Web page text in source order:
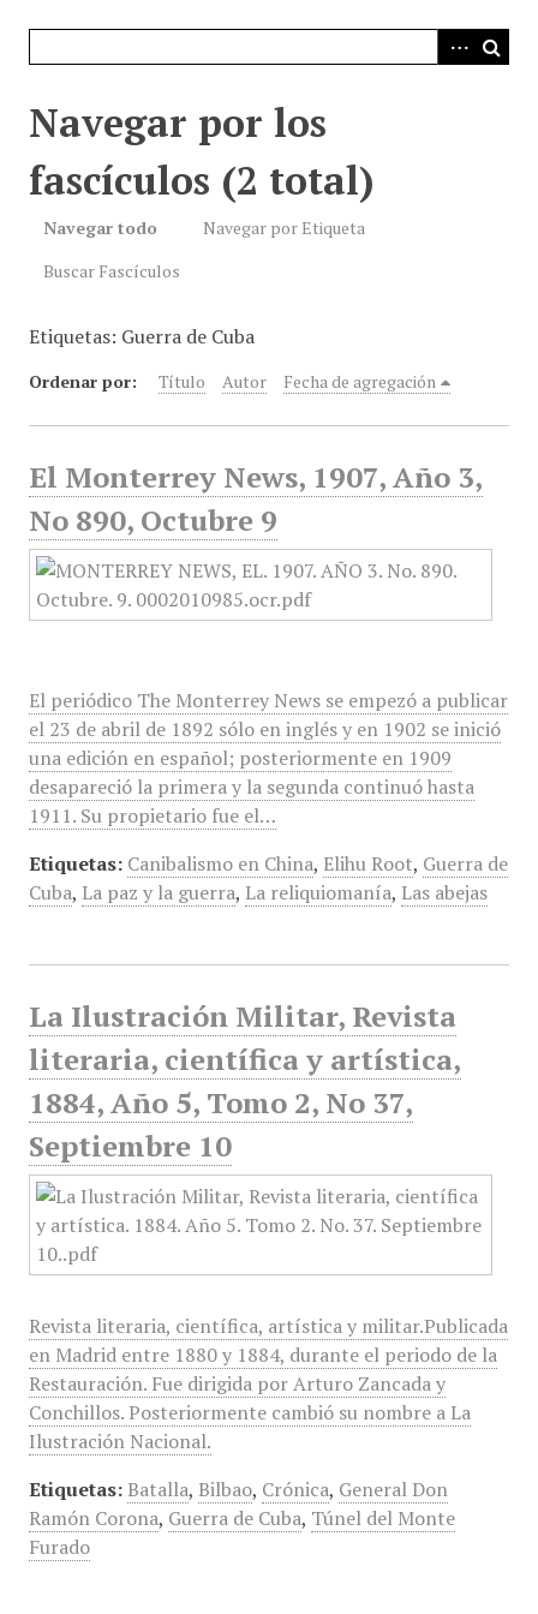
Navegar por los
fascículos (2 total)
Navegar todo
Navegar por Etiqueta
Buscar Fascículos
Etiquetas: Guerra de Cuba
Ordenar por: Título Autor Fecha de agregación
El Monterrey News, 1907, Año 3,
No 890, Octubre 9
El periódico The Monterrey News se empezó a publicar
el 23 de abril de 1892 sólo en inglés y en 1902 se inició
una edición en español; posteriormente en 1909
desapareció la primera y la segunda continuó hasta
1911. Su propietario fue el…
Etiquetas: Canibalismo en China, Elihu Root, Guerra de
Cuba, La paz y la guerra, La reliquiomanía, Las abejas
La Ilustración Militar, Revista
literaria, científica y artística,
1884, Año 5, Tomo 2, No 37,
Septiembre 10
Revista literaria, científica, artística y militar.Publicada
en Madrid entre 1880 y 1884, durante el periodo de la
Restauración. Fue dirigida por Arturo Zancada y
Conchillos. Posteriormente cambió su nombre a La
Ilustración Nacional.
Etiquetas: Batalla, Bilbao, Crónica, General Don
Ramón Corona, Guerra de Cuba, Túnel del Monte
Furado